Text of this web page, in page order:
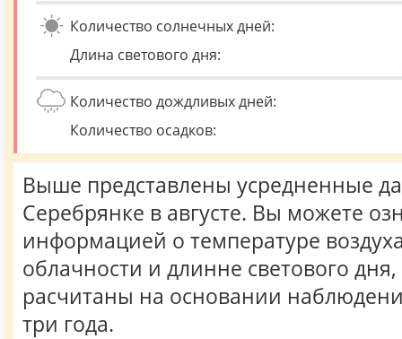
Количество солнечных дней:
Длина светового дня:
Количество дождливых дней:
Количество осадков:
Выше представлены усредненные
Серебрянке в августе. Вы можете
информацией о температуре
облачности и длинне светового
расчитаны на основании
три года.